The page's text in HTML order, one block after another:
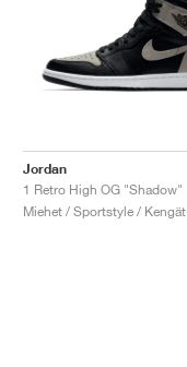
Jordan
1 Retro High OG "Shadow"
Miehet / Sportstyle / Kengät